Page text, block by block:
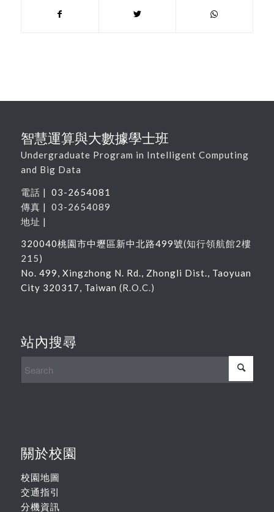
智慧運算與大數據學士班
Undergraduate Program in Intelligent Computing
and Big Data
電話 | 03-2654081
傳真 | 03-2654089
地址 |
320040桃園市中壢區新中北路499號(知行領航館2樓
215)
No. 499, Xingzhong N. Rd., Zhongli Dist., Taoyuan
City 320317, Taiwan (R.O.C.)
站內搜尋
關於校園
校園地圖
交通指引
分機資訊